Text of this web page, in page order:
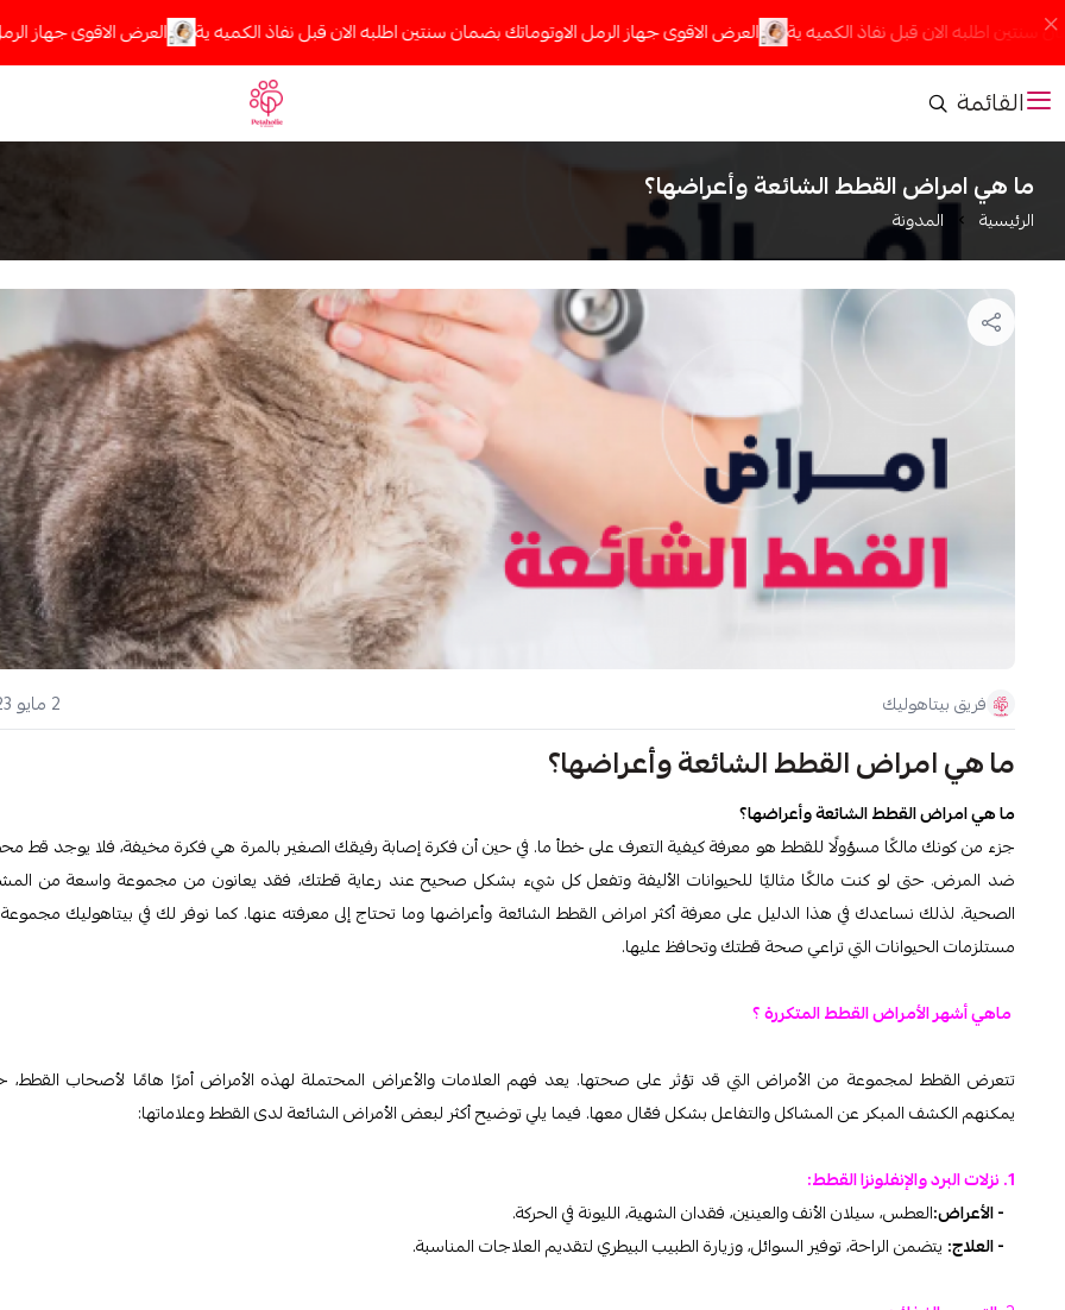
اطلبه الان قبل نفاذ الكميه ية العرض الاقوى جهاز الرمل الاوتوماتك بضمان سنتين اطلبه الان قبل نفاذ الكميه ية العرض الاقوى جهاز الرمل
القائمة Petaholic
ما هي امراض القطط الشائعة وأعراضها؟
الرئيسية المدونة
فريق بيتاهوليك 2 مايو 2023
ما هي امراض القطط الشائعة وأعراضها؟
ما هي امراض القطط الشائعة وأعراضها؟
جزء من كونك مالكًا مسؤولًا للقطط هو معرفة كيفية التعرف على خطأ ما. في حين أن فكرة إصابة رفيقك الصغير بالمرة هي فكرة مخيفة، فلا يوجد قط
ضد المرض. حتى لو كنت مالكًا مثاليًا للحيوانات الأليفة وتفعل كل شيء بشكل صحيح عند رعاية قطتك، فقد يعانون من مجموعة واسعة من
الصحية. لذلك نساعدك في هذا الدليل على معرفة أكثر امراض القطط الشائعة وأعراضها وما تحتاج إلى معرفته عنها. كما نوفر لك في بيتاهوليك
مستلزمات الحيوانات التي تراعي صحة قطتك وتحافظ عليها.
ماهي أشهر الأمراض القطط المتكررة ؟
تتعرض القطط لمجموعة من الأمراض التي قد تؤثر على صحتها. يعد فهم العلامات والأعراض المحتملة لهذه الأمراض أمرًا هامًا لأصحاب
يمكنهم الكشف المبكر عن المشاكل والتفاعل بشكل فعّال معها. فيما يلي توضيح أكثر لبعض الأمراض الشائعة لدى القطط وعلاماتها:
1. نزلات البرد والإنفلونزا القطط:
- الأعراض:العطس، سيلان الأنف والعينين، فقدان الشهية، الليونة في الحركة.
- العلاج: يتضمن الراحة، توفير السوائل، وزيارة الطبيب البيطري لتقديم العلاجات المناسبة.